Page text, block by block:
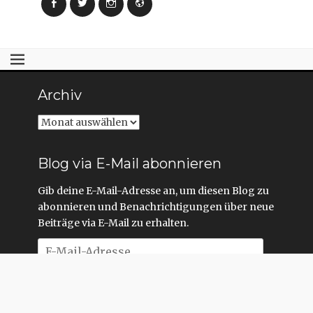
Archiv
Archiv
Blog via E-Mail abonnieren
Gib deine E-Mail-Adresse an, um diesen Blog zu
abonnieren und Benachrichtigungen über neue
Beiträge via E-Mail zu erhalten.
E-